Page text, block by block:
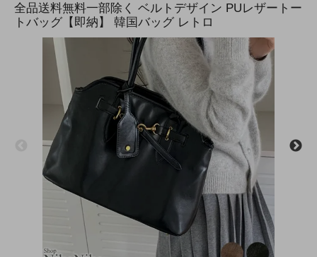
全品送料無料一部除く ベルトデザイン PUレザートー
トバッグ【即納】 韓国バッグ レトロ